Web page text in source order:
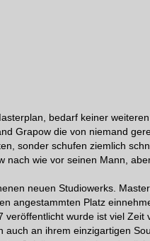
bedarf keiner
Grapow die von niemand
sonder schufen ziemlich
nach wie vor seinen Mann,
neuen Studiowerks.
angestammten Platz
wurde ist viel
an ihrem einzigartigen